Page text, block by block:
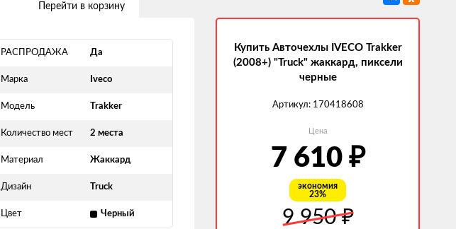
РАСПРОДАЖА Да
Марка Iveco
Модель Trakker
Количество мест 2 места
Материал Жаккард
Дизайн Truck
Цвет Черный
Купить Авточехлы IVECO Trakker
(2008+) "Truck" жаккард, пиксели
черные
Артикул: 170418608
Цена
7 610 ₽
экономия
23%
9 950₽
Перейти в корзину